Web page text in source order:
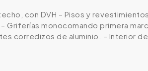
con DVH – Pisos y
Griferías monocomando primera
corredizos de aluminio. – Interior